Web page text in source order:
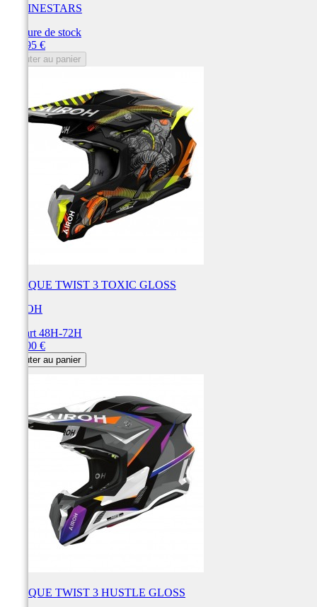
ALPINESTARS
Rupture de stock
269,95 €
Ajouter au panier
CASQUE TWIST 3 TOXIC GLOSS
AIROH
Départ 48H-72H
250,00 €
Ajouter au panier
CASQUE TWIST 3 HUSTLE GLOSS